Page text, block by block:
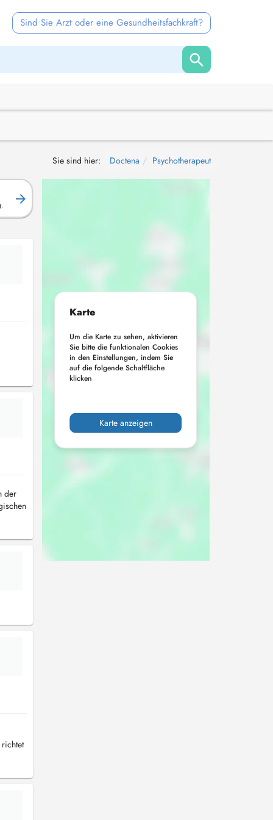
Sind Sie Arzt oder eine Gesundheitsfachkraft?
Sie sind hier: Doctena Psychotherapeut
der
Karte
Um die Karte zu sehen, aktivieren
Sie bitte die funktionalen Cookies
in den Einstellungen, indem Sie
auf die folgende Schaltfläche
klicken
Karte anzeigen